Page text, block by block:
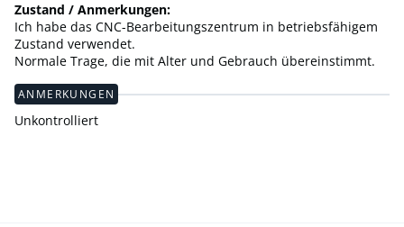
Zustand / Anmerkungen:
Ich habe das CNC-Bearbeitungszentrum in betriebsfähigem
Zustand verwendet.
Normale Trage, die mit Alter und Gebrauch übereinstimmt.
ANMERKUNGEN
Unkontrolliert